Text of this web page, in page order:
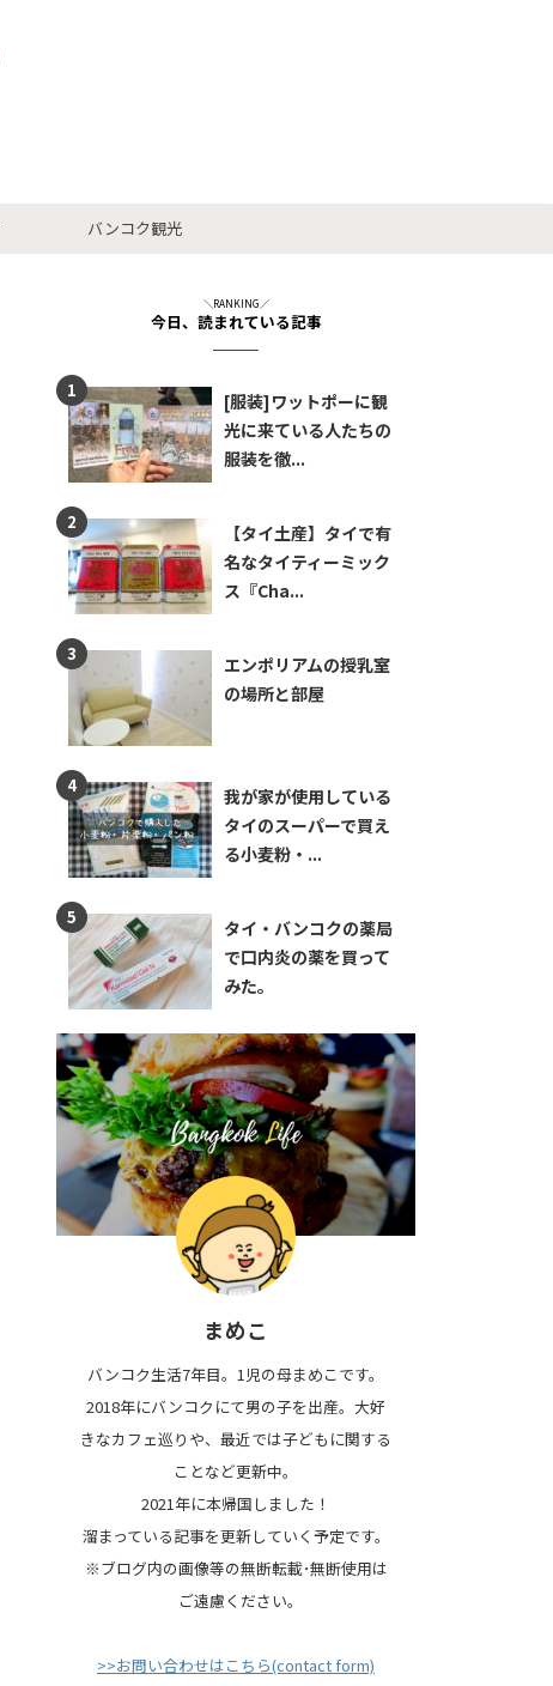
バンコク観光
＼RANKING／
今日、読まれている記事
[服装]ワットポーに観
光に来ている人たちの
服装を徹...
【タイ土産】タイで有
名なタイティーミック
ス『Cha...
エンポリアムの授乳室
の場所と部屋
我が家が使用している
タイのスーパーで買え
る小麦粉・...
タイ・バンコクの薬局
で口内炎の薬を買って
みた。
まめこ
バンコク生活7年目。1児の母まめこです。
2018年にバンコクにて男の子を出産。大好
きなカフェ巡りや、最近では子どもに関する
ことなど更新中。
2021年に本帰国しました！
溜まっている記事を更新していく予定です。
※ブログ内の画像等の無断転載･無断使用は
ご遠慮ください｡
>>お問い合わせはこちら(contact form)